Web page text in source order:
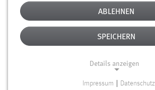
Erstellungsdatum
Alter
ABLEHNEN
SPEICHERN
Details anzeigen
Impressum Datenschutz